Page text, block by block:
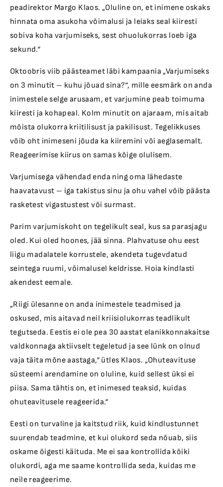
peadirektor Margo Klaos. „Oluline on, et inimene oskaks
hinnata oma asukoha võimalusi ja leiaks seal kiiresti
sobiva koha varjumiseks, sest ohuolukorras loeb iga
sekund.“
Oktoobris viib päästeamet läbi kampaania „Varjumiseks
on 3 minutit – kuhu jõuad sina?“, mille eesmärk on anda
inimestele selge arusaam, et varjumine peab toimuma
kiiresti ja kohapeal. Kolm minutit on ajaraam, mis aitab
mõista olukorra kriitilisust ja pakilisust. Tegelikkuses
võib oht inimeseni jõuda ka kiiremini või aeglasemalt.
Reageerimise kiirus on samas kõige olulisem.
Varjumisega vähendad enda ning oma lähedaste
haavatavust – iga takistus sinu ja ohu vahel võib päästa
rasketest vigastustest või surmast.
Parim varjumiskoht on tegelikult seal, kus sa parasjagu
oled. Kui oled hoones, jää sinna. Plahvatuse ohu eest
liigu madalatele korrustele, akendeta tugevdatud
seintega ruumi, võimalusel keldrisse. Hoia kindlasti
akendest eemale.
„Riigi ülesanne on anda inimestele teadmised ja
oskused, mis aitavad neil kriisiolukorras teadlikult
tegutseda. Eestis ei ole pea 30 aastat elanikkonnakaitse
valdkonnaga aktiivselt tegeletud ja see lünk on olnud
vaja täita mõne aastaga,“ ütles Klaos. „Ohuteavituse
süsteemi arendamine on oluline, kuid sellest üksi ei
piisa. Sama tähtis on, et inimesed teaksid, kuidas
ohuteavitusele reageerida.“
Eesti on turvaline ja kaitstud riik, kuid kindlustunnet
suurendab teadmine, et kui olukord seda nõuab, siis
oskame õigesti käituda. Me ei saa kontrollida kõiki
olukordi, aga me saame kontrollida seda, kuidas me
neile reageerime.